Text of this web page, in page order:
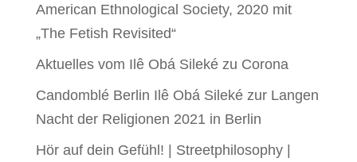
American Ethnological Society, 2020 mit
„The Fetish Revisited“
Aktuelles vom Ilê Obá Sileké zu Corona
Candomblé Berlin Ilê Obá Sileké zur Langen
Nacht der Religionen 2021 in Berlin
Hör auf dein Gefühl! | Streetphilosophy |